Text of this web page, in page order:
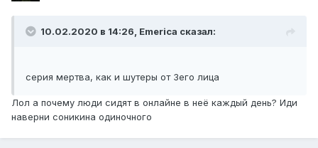
10.02.2020 в 14:26, Emerica сказал:
серия мертва, как и шутеры от 3его лица
Лол а почему люди сидят в онлайне в неё каждый день? Иди
наверни соникина одиночного